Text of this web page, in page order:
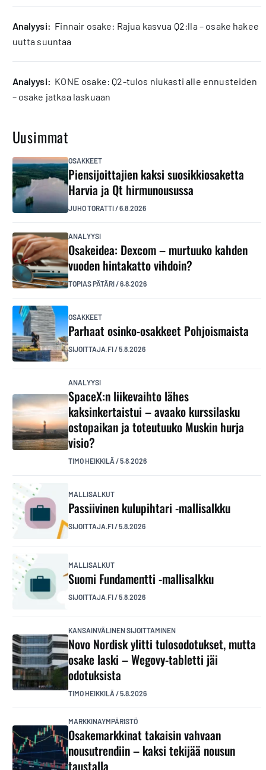
analyysi: Finnair osake: Rajua kasvua Q2:lla – osake hakee
uutta suuntaa
analyysi: KONE osake: Q2-tulos niukasti alle ennusteiden
– osake jatkaa laskuaan
Uusimmat
OSAKKEET
Piensijoittajien kaksi suosikkiosaketta
Harvia ja Qt hirmunousussa
JUHO TORATTI/6.8.2026
ANALYYSI
Osakeidea: Dexcom – murtuuko kahden
vuoden hintakatto vihdoin?
TOPIAS PÄTÄRI/6.8.2026
OSAKKEET
Parhaat osinko-osakkeet Pohjoismaista
SIJOITTAJA.FI/5.8.2026
ANALYYSI
SpaceX:n liikevaihto lähes
kaksinkertaistui – avaako kurssilasku
ostopaikan ja toteutuuko Muskin hurja
visio?
TIMO HEIKKILÄ /5.8.2026
MALLISALKUT
Passiivinen kulupihtari -mallisalkku
SIJOITTAJA.FI/5.8.2026
MALLISALKUT
Suomi Fundamentti -mallisalkku
SIJOITTAJA.FI/5.8.2026
KANSAINVÄLINEN SIJOITTAMINEN
Novo Nordisk ylitti tulosodotukset, mutta
osake laski – Wegovy-tabletti jäi
odotuksista
TIMO HEIKKILÄ /5.8.2026
MARKKINAYMPÄRISTÖ
Osakemarkkinat takaisin vahvaan
nousutrendiin – kaksi tekijää nousun
taustalla